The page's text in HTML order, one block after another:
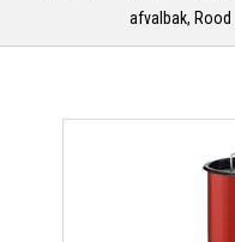
afvalbak,